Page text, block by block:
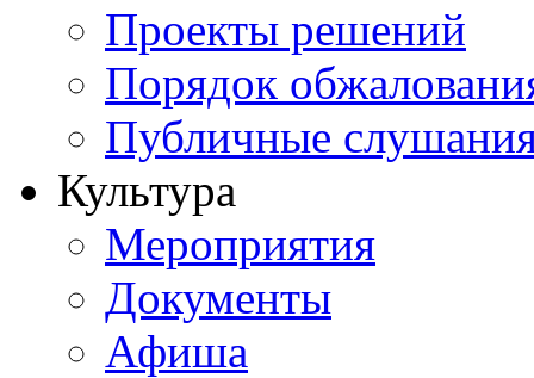
Проекты решений
Порядок
Публичные
Культура
Мероприятия
Документы
Афиша